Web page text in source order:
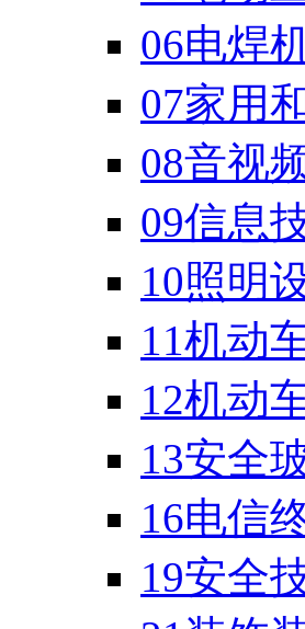
06电焊
07家用
08音视
09信息
10照明
11机动
12机动
13安全
16电信
19安全